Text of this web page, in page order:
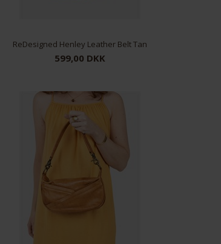
ReDesigned Henley Leather Belt Tan
599,00 DKK